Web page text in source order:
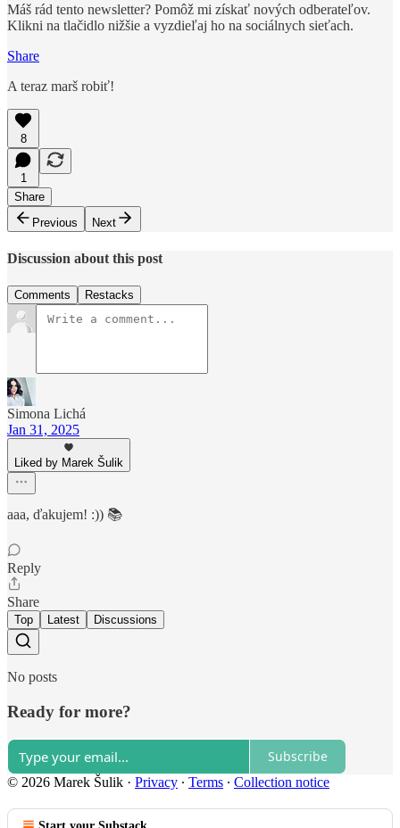
Máš rád tento newsletter? Pomôž mi získať nových odberateľov.
Klikni na tlačidlo nižšie a vyzdieľaj ho na sociálnych sieťach.
Share
A teraz marš robiť!
8
1
Share
Previous
Next
Discussion about this post
Comments Restacks
Simona Lichá
Jan 31, 2025
Liked by Marek Šulik
aaa, ďakujem! :)) 📚
Reply
Share
Top Latest Discussions
No posts
Ready for more?
Subscribe
© 2026 Marek Šulik · Privacy ∙ Terms ∙ Collection notice